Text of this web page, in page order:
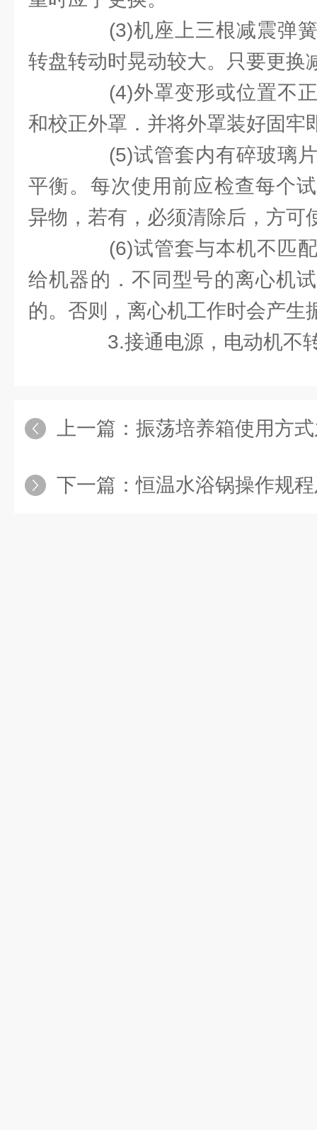
(3)机座上三根减震弹簧
转盘转动时晃动较大。只要更换
(4)外罩变形或位置不正
和校正外罩．并将外罩装好固牢
(5)试管套内有碎玻璃片
平衡。每次使用前应检查每个
异物，若有，必须清除后，方可
(6)试管套与本机不匹配
给机器的．不同型号的离心机
的。否则，离心机工作时会产生
3.接通电源，电动机不
上一篇： 振荡培养箱使用方式之定时
下一篇：恒温水浴锅操作规